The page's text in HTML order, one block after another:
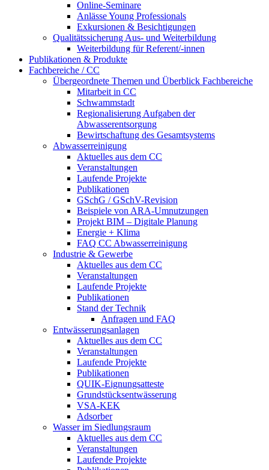
Online-Seminare
Anlässe Young Professionals
Exkursionen & Besichtigungen
Qualitätssicherung Aus- und Weiterbildung
Weiterbildung für Referent/-innen
Publikationen & Produkte
Fachbereiche / CC
Übergeordnete Themen und Überblick Fachbereiche
Mitarbeit in CC
Schwammstadt
Regionalisierung Aufgaben der
Abwasserentsorgung
Bewirtschaftung des Gesamtsystems
Abwasserreinigung
Aktuelles aus dem CC
Veranstaltungen
Laufende Projekte
Publikationen
GSchG / GSchV-Revision
Beispiele von ARA-Umnutzungen
Projekt BIM – Digitale Planung
Energie + Klima
FAQ CC Abwasserreinigung
Industrie & Gewerbe
Aktuelles aus dem CC
Veranstaltungen
Laufende Projekte
Publikationen
Stand der Technik
Anfragen und FAQ
Entwässerungsanlagen
Aktuelles aus dem CC
Veranstaltungen
Laufende Projekte
Publikationen
QUIK-Eignungsatteste
Grundstücksentwässerung
VSA-KEK
Adsorber
Wasser im Siedlungsraum
Aktuelles aus dem CC
Veranstaltungen
Laufende Projekte